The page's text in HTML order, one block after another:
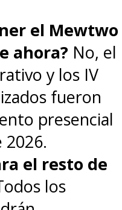
el Mewtwo
ahora? No, el
y los IV
fueron
presencial
el resto de
los